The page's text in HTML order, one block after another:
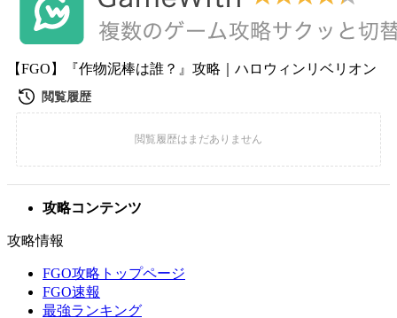
【FGO】『作物泥棒は誰？』攻略｜ハロウィンリベリオン
攻略コンテンツ
攻略情報
FGO攻略トップページ
FGO速報
最強ランキング